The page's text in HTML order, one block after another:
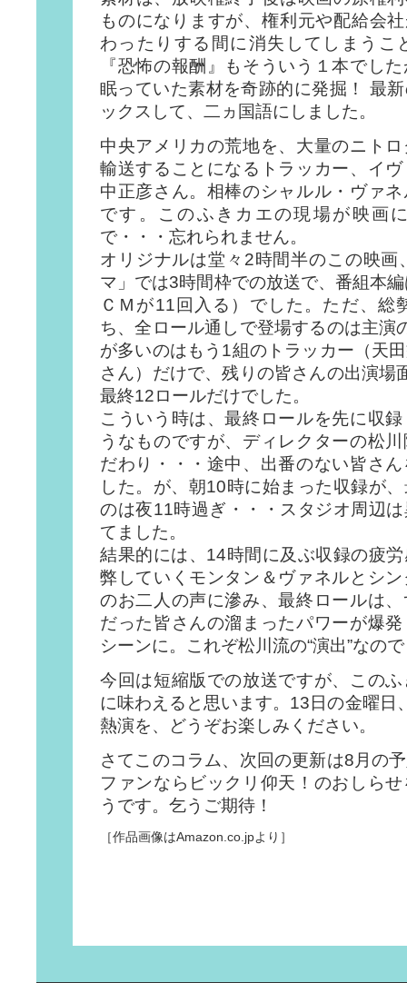
ものになりますが、権利元や配給会
わったりする間に消失してしまうこ
『恐怖の報酬』もそういう１本でし
眠っていた素材を奇跡的に発掘！ 最
ックスして、二ヵ国語にしました。
中央アメリカの荒地を、大量のニト
輸送することになるトラッカー、イ
中正彦さん。相棒のシャルル・ヴァ
です。このふきカエの現場が映画
で・・・忘れられません。
オリジナルは堂々2時間半のこの映画
マ」では3時間枠での放送で、番組本
ＣＭが11回入る）でした。ただ、総
ち、全ロール通しで登場するのは主演
が多いのはもう1組のトラッカー（天
さん）だけで、残りの皆さんの出演場
最終12ロールだけでした。
こういう時は、最終ロールを先に収
うなものですが、ディレクターの松
だわり・・・途中、出番のない皆さ
した。が、朝10時に始まった収録が
のは夜11時過ぎ・・・スタジオ周辺
てました。
結果的には、14時間に及ぶ収録の疲
弊していくモンタン＆ヴァネルとシ
のお二人の声に滲み、最終ロールは
だった皆さんの溜まったパワーが爆
シーンに。これぞ松川流の“演出”なの
今回は短縮版での放送ですが、この
に味わえると思います。13日の金曜日
熱演を、どうぞお楽しみください。
さてこのコラム、次回の更新は8月の
ファンならビックリ仰天！のおしら
うです。乞うご期待！
［作品画像はAmazon.co.jpより］